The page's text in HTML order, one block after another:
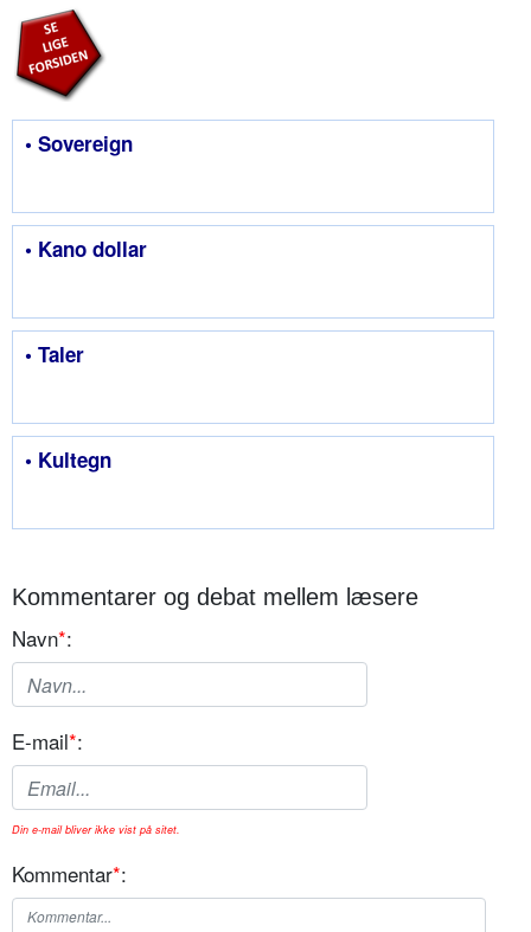
• Sovereign
• Kano dollar
• Taler
• Kultegn
Kommentarer og debat mellem læsere
Navn*:
E-mail*:
Din e-mail bliver ikke vist på sitet.
Kommentar*: